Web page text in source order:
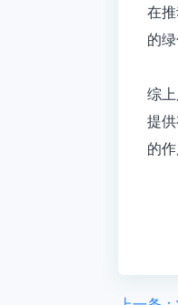
在
的
综上
提
的